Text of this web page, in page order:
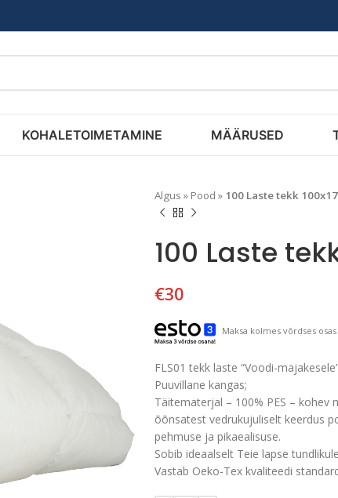
KOHALETOIMETAMINE MÄÄRUSED
Algus » Pood » 100 Laste tekk
100 Laste
€30
Maksa kolmes võrdses osas
FLS01 tekk laste “Voodi-
Puuvillane kangas;
Täitematerjal – 100% PES –
õõnsatest vedrukujuliselt keerdus
pehmuse ja pikaealisuse.
Sobib ideaalselt Teie lapse
Vastab Oeko-Tex kvaliteedi